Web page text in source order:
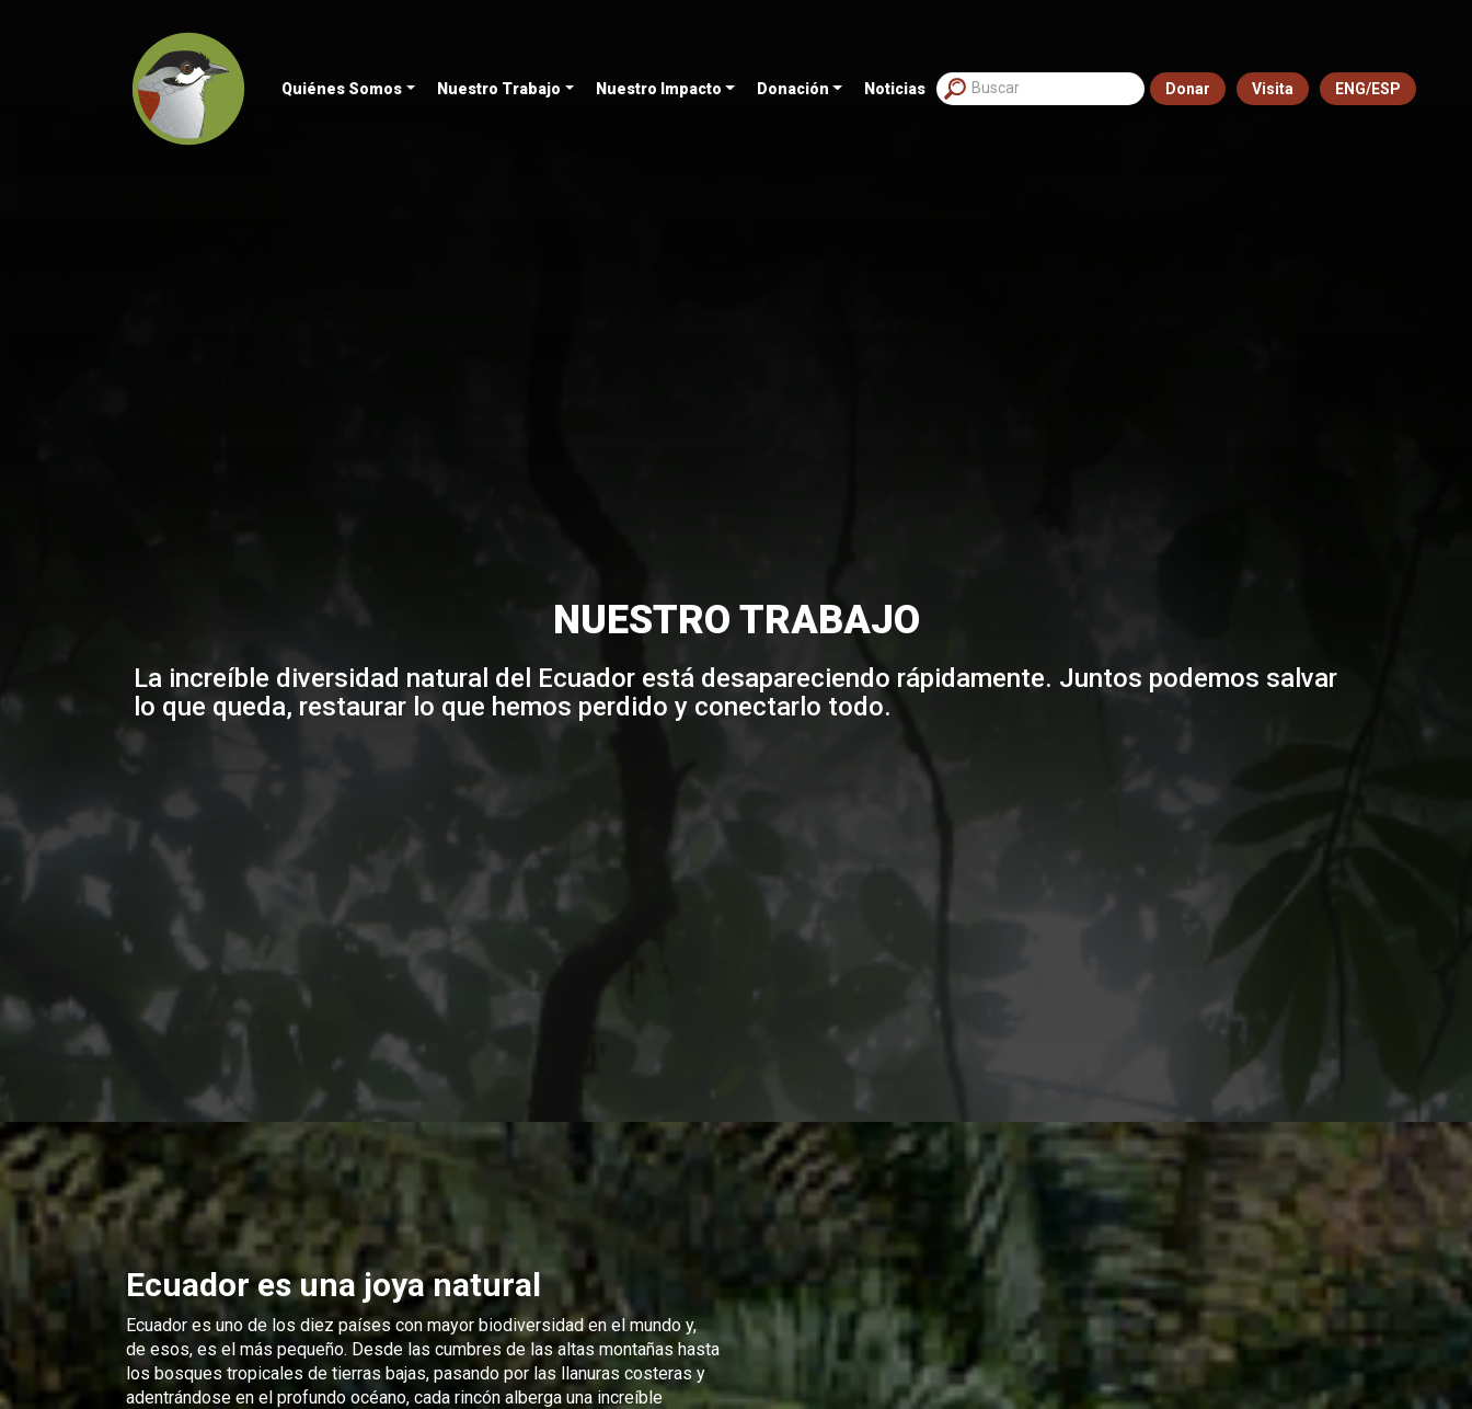
Quiénes Somos Nuestro Trabajo Nuestro Impacto Donación Noticias Donar Visita ENG/ESP
NUESTRO TRABAJO
La increíble diversidad natural del Ecuador está desapareciendo rápidamente. Juntos podemos salvar
lo que queda, restaurar lo que hemos perdido y conectarlo todo.
Ecuador es una joya natural
Ecuador es uno de los diez países con mayor biodiversidad en el mundo y,
de esos, es el más pequeño. Desde las cumbres de las altas montañas hasta
los bosques tropicales de tierras bajas, pasando por las llanuras costeras y
adentrándose en el profundo océano, cada rincón alberga una increíble